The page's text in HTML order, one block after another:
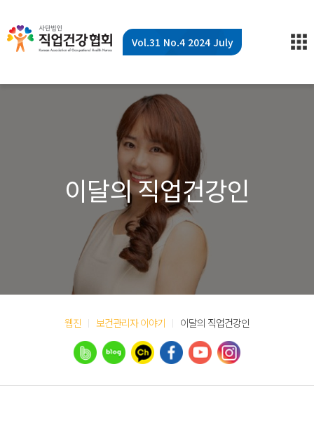
Vol.31 No.4 2024 July
이달의 직업건강인
웹진 보건관리자 이야기 이달의 직업건강인